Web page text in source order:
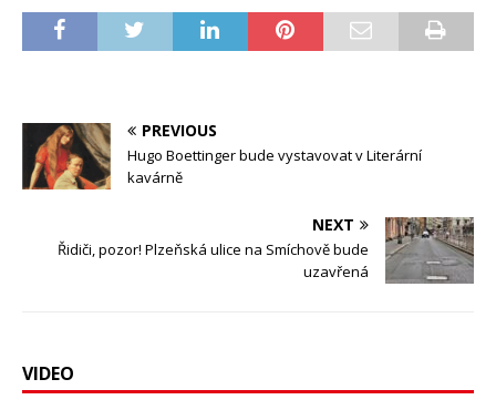
PREVIOUS
Hugo Boettinger bude vystavovat v Literární
kavárně
NEXT
Řidiči, pozor! Plzeňská ulice na Smíchově bude
uzavřená
VIDEO